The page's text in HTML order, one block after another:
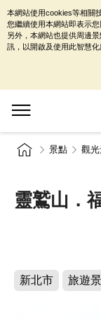
景點 觀
靈鷲山．
新北市 旅遊
本網站使用cookies等相關
您繼續使用本網站即表示您
另外，本網站也提供周邊
訊，以開啟及使用此智慧化